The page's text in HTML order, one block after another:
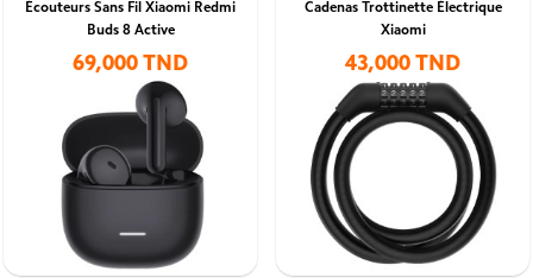
Écouteurs Sans Fil Xiaomi Redmi
Buds 8 Active
69,000 TND
Cadenas Trottinette Électrique
Xiaomi
43,000 TND